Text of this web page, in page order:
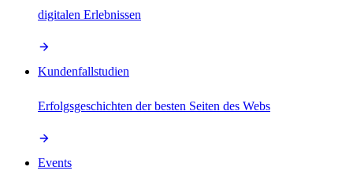
digitalen Erlebnissen
Kundenfallstudien
Erfolgsgeschichten der besten Seiten des Webs
Events